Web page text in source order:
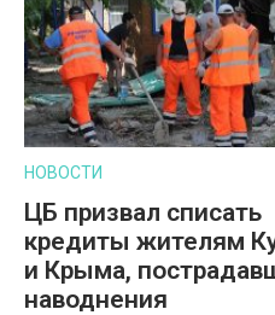
НОВОСТИ
ЦБ призвал списать
кредиты жителям
и Крыма,
наводнения